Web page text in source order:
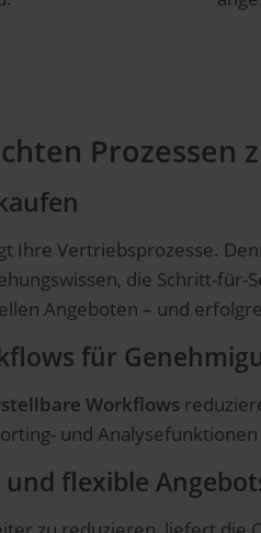
Prozessen
Ihre Vertriebsprozesse.
die Schritt-
Angeboten – und
für
Workflows
und
flexible